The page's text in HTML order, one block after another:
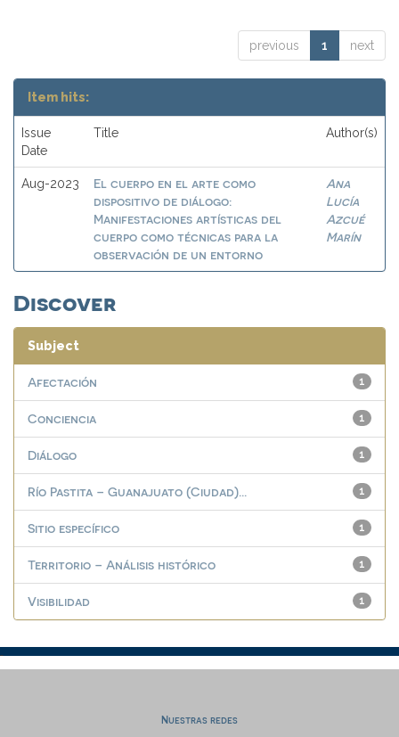
previous 1 next
Item hits:
Issue
Date
Title Author(s)
Aug-2023
El cuerpo en el arte como
dispositivo de diálogo:
Manifestaciones artísticas del
cuerpo como técnicas para la
observación de un entorno
Ana
Lucía
Azcué
Marín
Discover
Subject
1
Afectación
1
Conciencia
1
Diálogo
1
Río Pastita – Guanajuato (Ciudad)...
1
Sitio específico
1
Territorio – Análisis histórico
1
Visibilidad
Nuestras redes